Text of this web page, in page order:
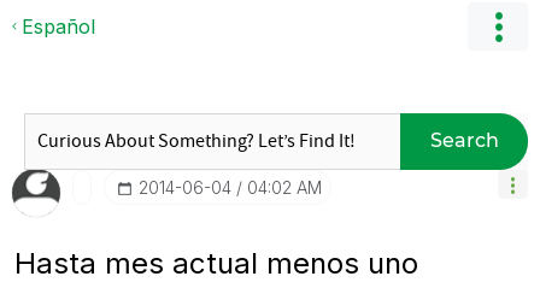
Español
Search
‎2014-06-04 04:02 AM
Hasta mes actual menos uno